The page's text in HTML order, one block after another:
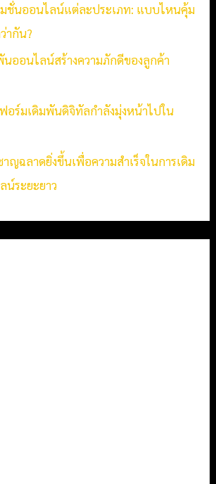
มชั่นออนไลน์แต่ละประเภท: แบบไหนคุ้ม
ากัน?
ออนไลน์สร้างความภักดีของลูกค้า
อร์มเดิมพันดิจิทัลกำลังมุ่งหน้าไปใน
ญฉลาดยิ่งขึ้นเพื่อความสำเร็จในการเดิม
ระยะยาว